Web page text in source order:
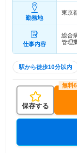
勤務地
東京
仕事内容
総合
管理
駅から徒歩10分以内
保存する